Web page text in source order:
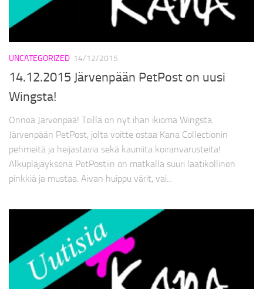
UNCATEGORIZED 14/12/2015
14.12.2015 Järvenpään PetPost on uusi
Wingsta!
Onnea Järvenpää! Teillä on nyt ihan ikioma Wingsta.
Järvenpään PetPost, jolta voitte ostaa Kana Collectionin
pehmeitä ja heijastavia sekä kauniita koiranvarusteita!
Alkupläjäyksenä PetPostiin on matkalla suuri laatikollinen
pinkkiä ja mustaa. Aivan huippu värit, vai...